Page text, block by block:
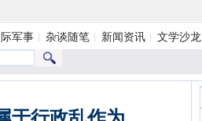
际军事 杂谈随笔 新闻资讯 文学沙龙